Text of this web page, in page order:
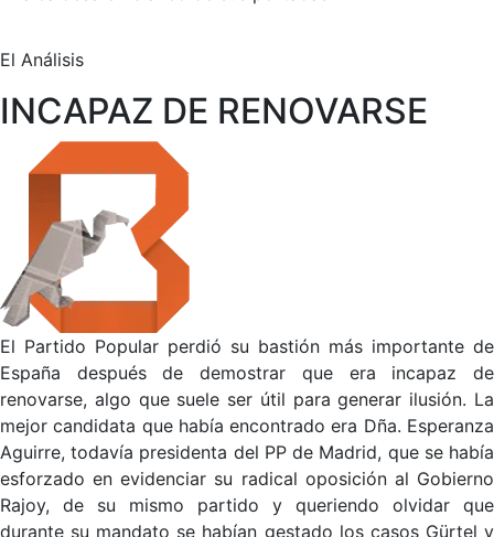
El Análisis
INCAPAZ DE RENOVARSE
El Partido Popular perdió su bastión más importante de
España después de demostrar que era incapaz de
renovarse, algo que suele ser útil para generar ilusión. La
mejor candidata que había encontrado era Dña. Esperanza
Aguirre, todavía presidenta del PP de Madrid, que se había
esforzado en evidenciar su radical oposición al Gobierno
Rajoy, de su mismo partido y queriendo olvidar que
durante su mandato se habían gestado los casos Gürtel y